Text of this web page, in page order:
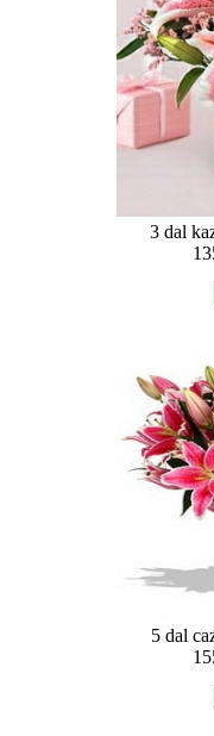
3 dal
5 dal